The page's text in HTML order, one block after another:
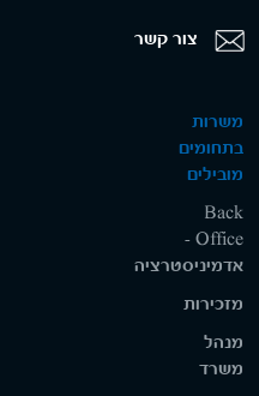
משרות
בתחומים
מובילים
Back
Office -
אדמיניסטרציה
מזכירות
מנהל
משרד